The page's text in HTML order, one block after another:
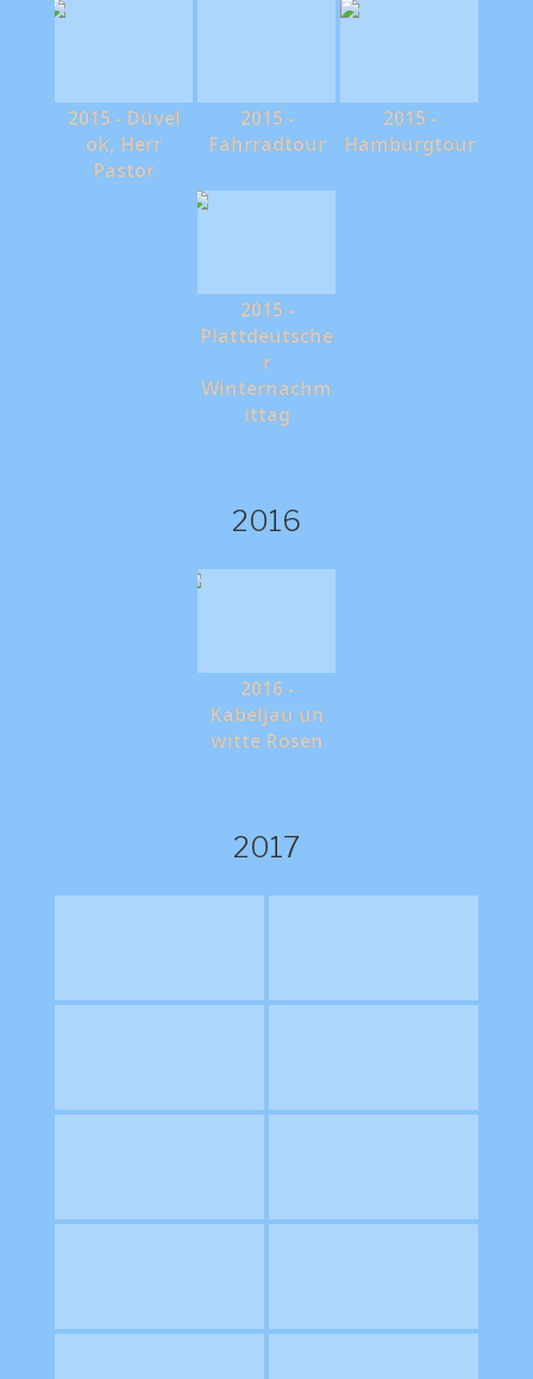
2015 - Düvel
ok, Herr
Pastor
2015 -
Fahrradtour
2015 -
Hamburgtour
2015 -
Plattdeutsche
r
Winternachm
ittag
2016
2016 -
Kabeljau un
witte Rosen
2017